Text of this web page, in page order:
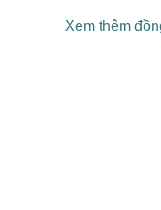
Xem thêm